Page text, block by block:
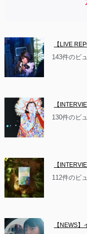
【LIVE
143件のビ
【
130件のビ
【
112件のビ
【NEWS